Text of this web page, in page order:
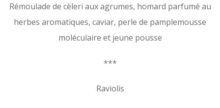
Rémoulade de cèleri aux agrumes, homard parfumé au
herbes aromatiques, caviar, perle de pamplemousse
moléculaire et jeune pousse
***
Raviolis